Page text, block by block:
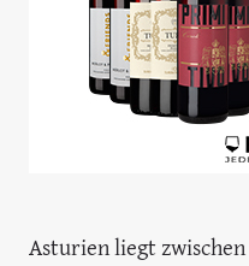
Asturien liegt zwischen